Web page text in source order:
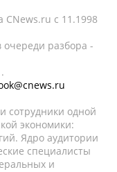
CNews.ru c 11.1998
разбора -
сотрудники одной
экономики:
Ядро аудитории
специалисты
и